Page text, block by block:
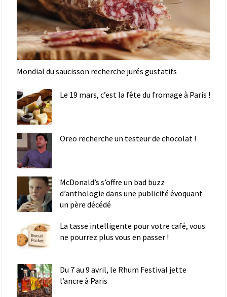
Mondial du saucisson recherche jurés gustatifs
Le 19 mars, c’est la fête du fromage à Paris !
Oreo recherche un testeur de chocolat !
McDonald’s s’offre un bad buzz
d’anthologie dans une publicité évoquant
un père décédé
La tasse intelligente pour votre café, vous
ne pourrez plus vous en passer !
Du 7 au 9 avril, le Rhum Festival jette
l’ancre à Paris